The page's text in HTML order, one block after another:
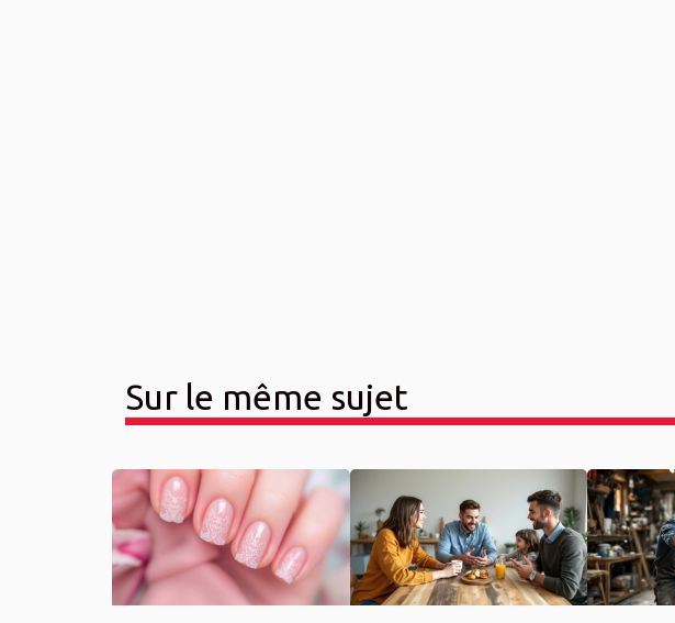
Sur le même sujet